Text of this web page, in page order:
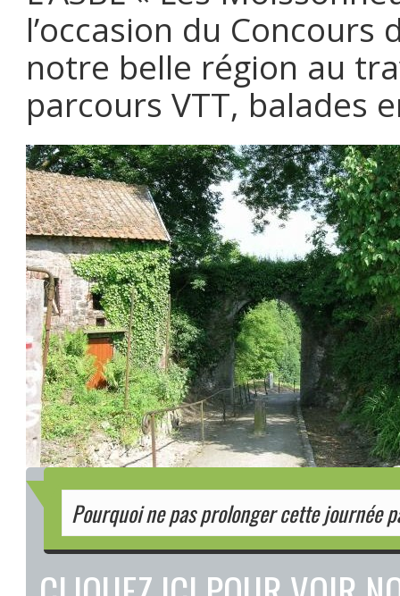
l’occasion du
notre belle région au
parcours VTT, balades
Pourquoi ne pas prolonger cette journée